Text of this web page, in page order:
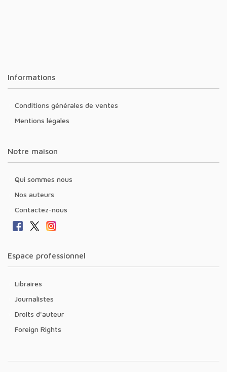
Informations
Conditions générales de ventes
Mentions légales
Notre maison
Qui sommes nous
Nos auteurs
Contactez-nous
Espace professionnel
Libraires
Journalistes
Droits d'auteur
Foreign Rights